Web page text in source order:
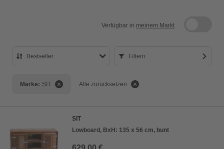
Verfügbar in meinem Markt
Bestseller
Bestseller
Bewertung
Filtern
Marke: SIT Alle zurücksetzen
SIT
Lowboard, BxH: 135 x 56 cm, bunt